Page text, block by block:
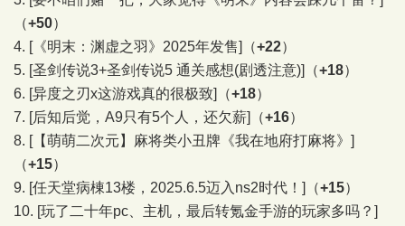
（+50）
4. [《明末：渊虚之羽》2025年发售] （+22）
5. [圣剑传说3+圣剑传说5 通关感想(剧透注意)] （+18）
6. [异度之刃x这游戏真的很极致] （+18）
7. [后知后觉，A9只有5个人，还欠薪] （+16）
8. [【萌萌二次元】麻将类小丑牌《我在地府打麻将》]
（+15）
9. [任天堂病棟13楼，2025.6.5迈入ns2时代！] （+15）
10. [玩了二十年pc、主机，最后转氪金手游的玩家多吗？]